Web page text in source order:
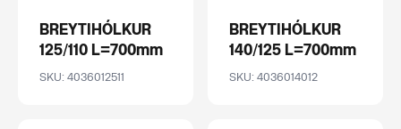
BREYTIHÓLKUR
125/110 L=700mm
SKU: 4036012511
BREYTIHÓLKUR
140/125 L=700mm
SKU: 4036014012